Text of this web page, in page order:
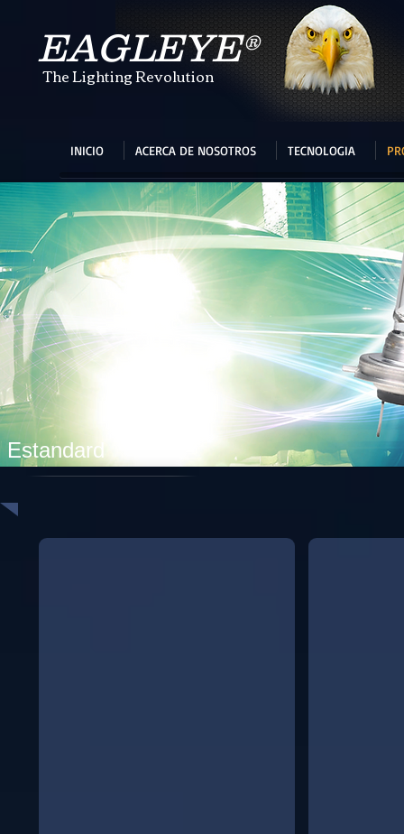
EAGLEYE®
The Lighting Revolution
INICIO ACERCA DE NOSOTROS TECNOLOGIA
Estandard